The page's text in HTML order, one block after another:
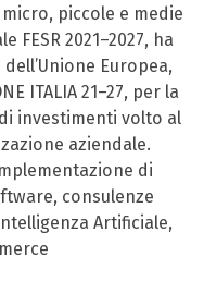
piccole e medie
FESR 2021–2027, ha
Europea,
ITALIA 21–27, per la
investimenti volto al
aziendale.
di
consulenze
Artificiale,